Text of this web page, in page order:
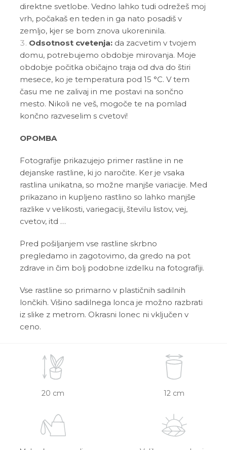
direktne svetlobe. Vedno lahko tudi odrežeš moj
vrh, počakaš en teden in ga nato posadiš v
zemljo, kjer se bom znova ukoreninila.
Odsotnost cvetenja:da zacvetim v tvojem
domu, potrebujemo obdobje mirovanja. Moje
obdobje počitka običajno traja od dva do štiri
mesece, ko je temperatura pod 15 °C. V tem
času me ne zalivaj in me postavi na sončno
mesto. Nikoli ne veš, mogoče te na pomlad
končno razveselim s cvetovi!
OPOMBA
Fotografije prikazujejo primer rastline in ne
dejanske rastline, ki jo naročite. Ker je vsaka
rastlina unikatna, so možne manjše variacije. Med
prikazano in kupljeno rastlino so lahko manjše
razlike v velikosti, variegaciji, številu listov, vej,
cvetov, itd …
Pred pošiljanjem vse rastline skrbno
pregledamo in zagotovimo, da gredo na pot
zdrave in čim bolj podobne izdelku na fotografiji.
Vse rastline so primarno v plastičnih sadilnih
lončkih. Višino sadilnega lonca je možno razbrati
iz slike z metrom. Okrasni lonec ni vključen v
ceno.
20 cm 12 cm